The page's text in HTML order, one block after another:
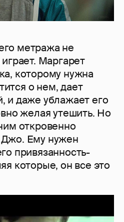
метража не
Маргарет
которому нужна
о нем, дает
и даже ублажает его
желая утешить. Но
откровенно
Ему нужен
привязанность-
которые, он все это